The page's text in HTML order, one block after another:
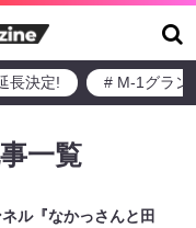
長決定! # M-1グラン
一覧
ル『なかっさんと田